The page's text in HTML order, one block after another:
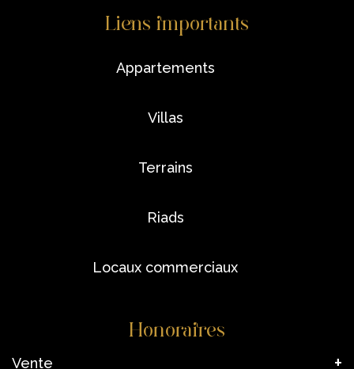
Liens importants
appartements
villas
terrains
riads
locaux commerciaux
Honoraires
Vente